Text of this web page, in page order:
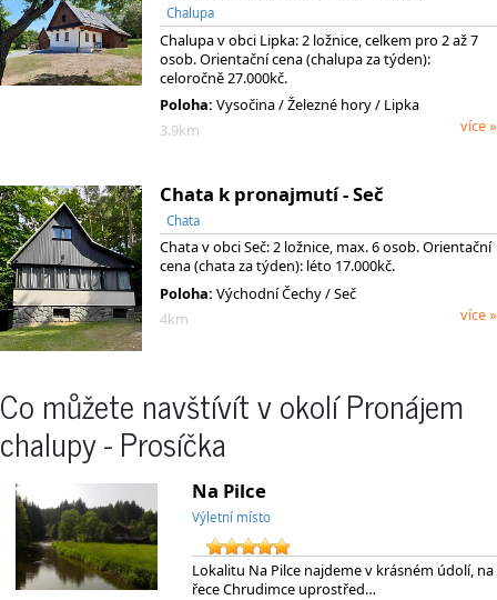
Chalupa
Chalupa v obci Lipka: 2 ložnice, celkem pro 2 až 7
osob. Orientační cena (chalupa za týden):
celoročně 27.000kč.
Poloha: Vysočina/ Železné hory/ Lipka
3.9km
více »
Chata k pronajmutí - Seč
Chata
Chata v obci Seč: 2 ložnice, max. 6 osob. Orientační
cena (chata za týden): léto 17.000kč.
Poloha: Východní Čechy / Seč
4km
více »
Co můžete navštívít v okolí Pronájem
chalupy - Prosíčka
Na Pilce
Výletní místo
Lokalitu Na Pilce najdeme v krásném údolí, na
řece Chrudimce uprostřed…